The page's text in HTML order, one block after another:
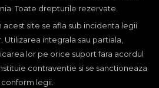
Toate drepturile rezervate.
acest site se afla sub incidenta legii
integrala sau partiala,
lor pe orice suport fara acordul
contraventie si se sanctioneaza
conform legii.